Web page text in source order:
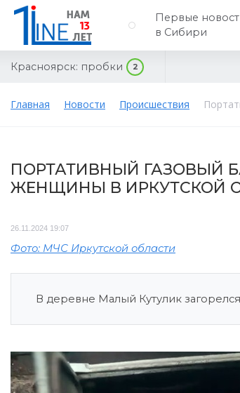
Первые
в Сибири
Красноярск: пробки 2
Главная Новости Происшествия
ПОРТАТИВНЫЙ ГАЗОВЫЙ
ЖЕНЩИНЫ В ИРКУТСКОЙ
26.11.2024 19:07
Фото: МЧС Иркутской области
В деревне Малый Кутулик